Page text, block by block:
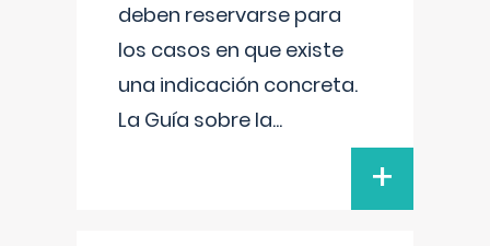
deben reservarse para
los casos en que existe
una indicación concreta.
La Guía sobre la...
+